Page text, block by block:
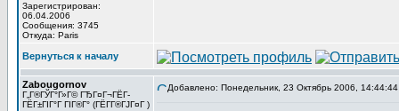
Зарегистрирован:
06.04.2006
Сообщения: 3745
Откуда: Paris
Вернуться к началу
Zabougornov
Г„Г®ГЎГ°Г»Г© ГЂГ¤Г¬ГЁГ­
ГЁГ±ГІГ°Г ГІГ®Г° (ГЁГ­Г®ГЈГ¤Г )
Добавлено: Понедельник, 23 Октябрь 2006, 14:44:44